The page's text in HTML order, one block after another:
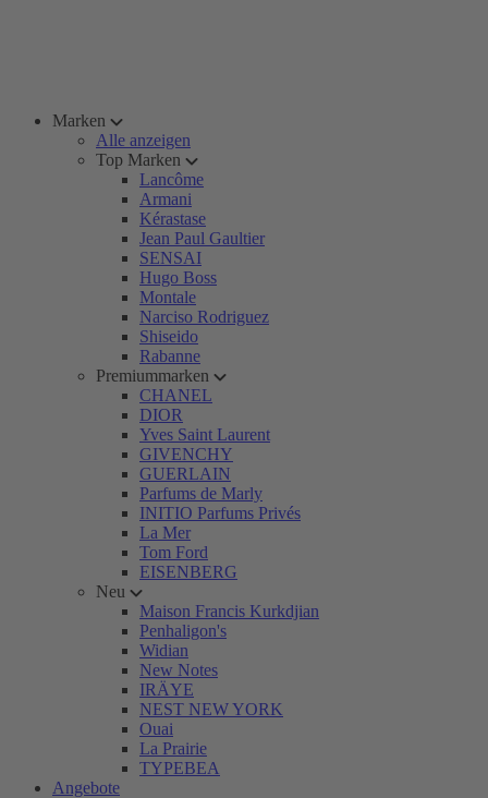
Marken
Alle anzeigen
Top Marken
Lancôme
Armani
Kérastase
Jean Paul Gaultier
SENSAI
Hugo Boss
Montale
Narciso Rodriguez
Shiseido
Rabanne
Premiummarken
CHANEL
DIOR
Yves Saint Laurent
GIVENCHY
GUERLAIN
Parfums de Marly
INITIO Parfums Privés
La Mer
Tom Ford
EISENBERG
Neu
Maison Francis Kurkdjian
Penhaligon's
Widian
New Notes
IRÄYE
NEST NEW YORK
Ouai
La Prairie
TYPEBEA
Angebote